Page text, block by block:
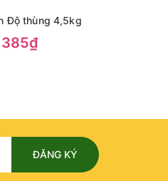
Độ thùng 4,5kg
385₫
ĐĂNG KÝ